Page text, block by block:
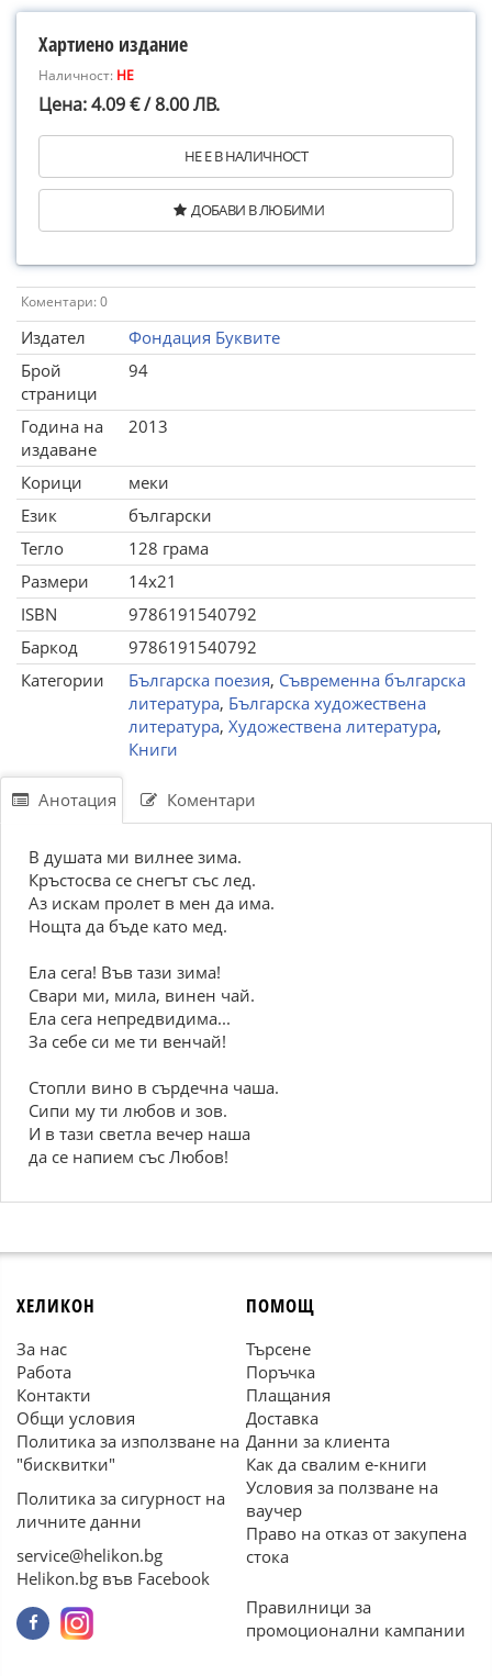
Хартиено издание
Наличност: НЕ
Цена: 4.09 € / 8.00 ЛВ.
НЕ Е В НАЛИЧНОСТ
ДОБАВИ В ЛЮБИМИ
Коментари: 0
Издател
Фондация Буквите
Брой
страници
94
Година на
издаване
2013
Корици
меки
Език
български
Тегло
128 грама
Размери
14x21
ISBN
9786191540792
Баркод
9786191540792
Категории
Българска поезия, Съвременна българска
литература, Българска художествена
литература, Художествена литература,
Книги
Анотация Коментари
В душата ми вилнее зима.
Кръстосва се снегът със лед.
Аз искам пролет в мен да има.
Нощта да бъде като мед.
Ела сега! Във тази зима!
Свари ми, мила, винен чай.
Ела сега непредвидима...
За себе си ме ти венчай!
Стопли вино в сърдечна чаша.
Сипи му ти любов и зов.
И в тази светла вечер наша
да се напием със Любов!
ХЕЛИКОН
За нас
Работа
Контакти
Общи условия
Политика за използване на
"бисквитки"
Политика за сигурност на
личните данни
service@helikon.bg
Helikon.bg във Facebook
ПОМОЩ
Търсене
Поръчка
Плащания
Доставка
Данни за клиента
Как да свалим е-книги
Условия за ползване на
ваучер
Право на отказ от закупена
стока
Правилници за
промоционални кампании